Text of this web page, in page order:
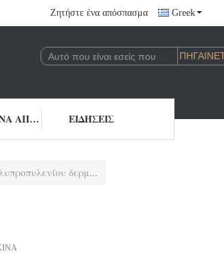
Ζητήστε ένα απόσπασμα Greek
ΖΗΤΉΣΤΕ ΈΝΑ ΑΠΌΣΠΑΣΜΑ ΕΙΔΉΣΕΙΣ
δερμάτων